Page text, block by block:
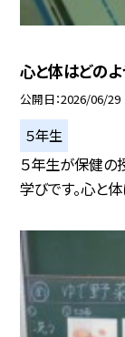
心と体はどのよ
公開日 2026/06/29
５年生
５年生が保健の
学びです。心と